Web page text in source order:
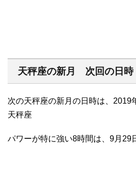
天秤座の新月 次回の日時
次の天秤座の新月の日時は、2019
天秤座
パワーが特に強い8時間は、9月29